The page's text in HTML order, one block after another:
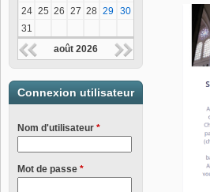
24 25 26 27 28 29 30
31
août 2026
Connexion utilisateur
Nom d'utilisateur *
Mot de passe *